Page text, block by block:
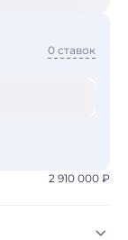
0 ставок
2 910 000 ₽